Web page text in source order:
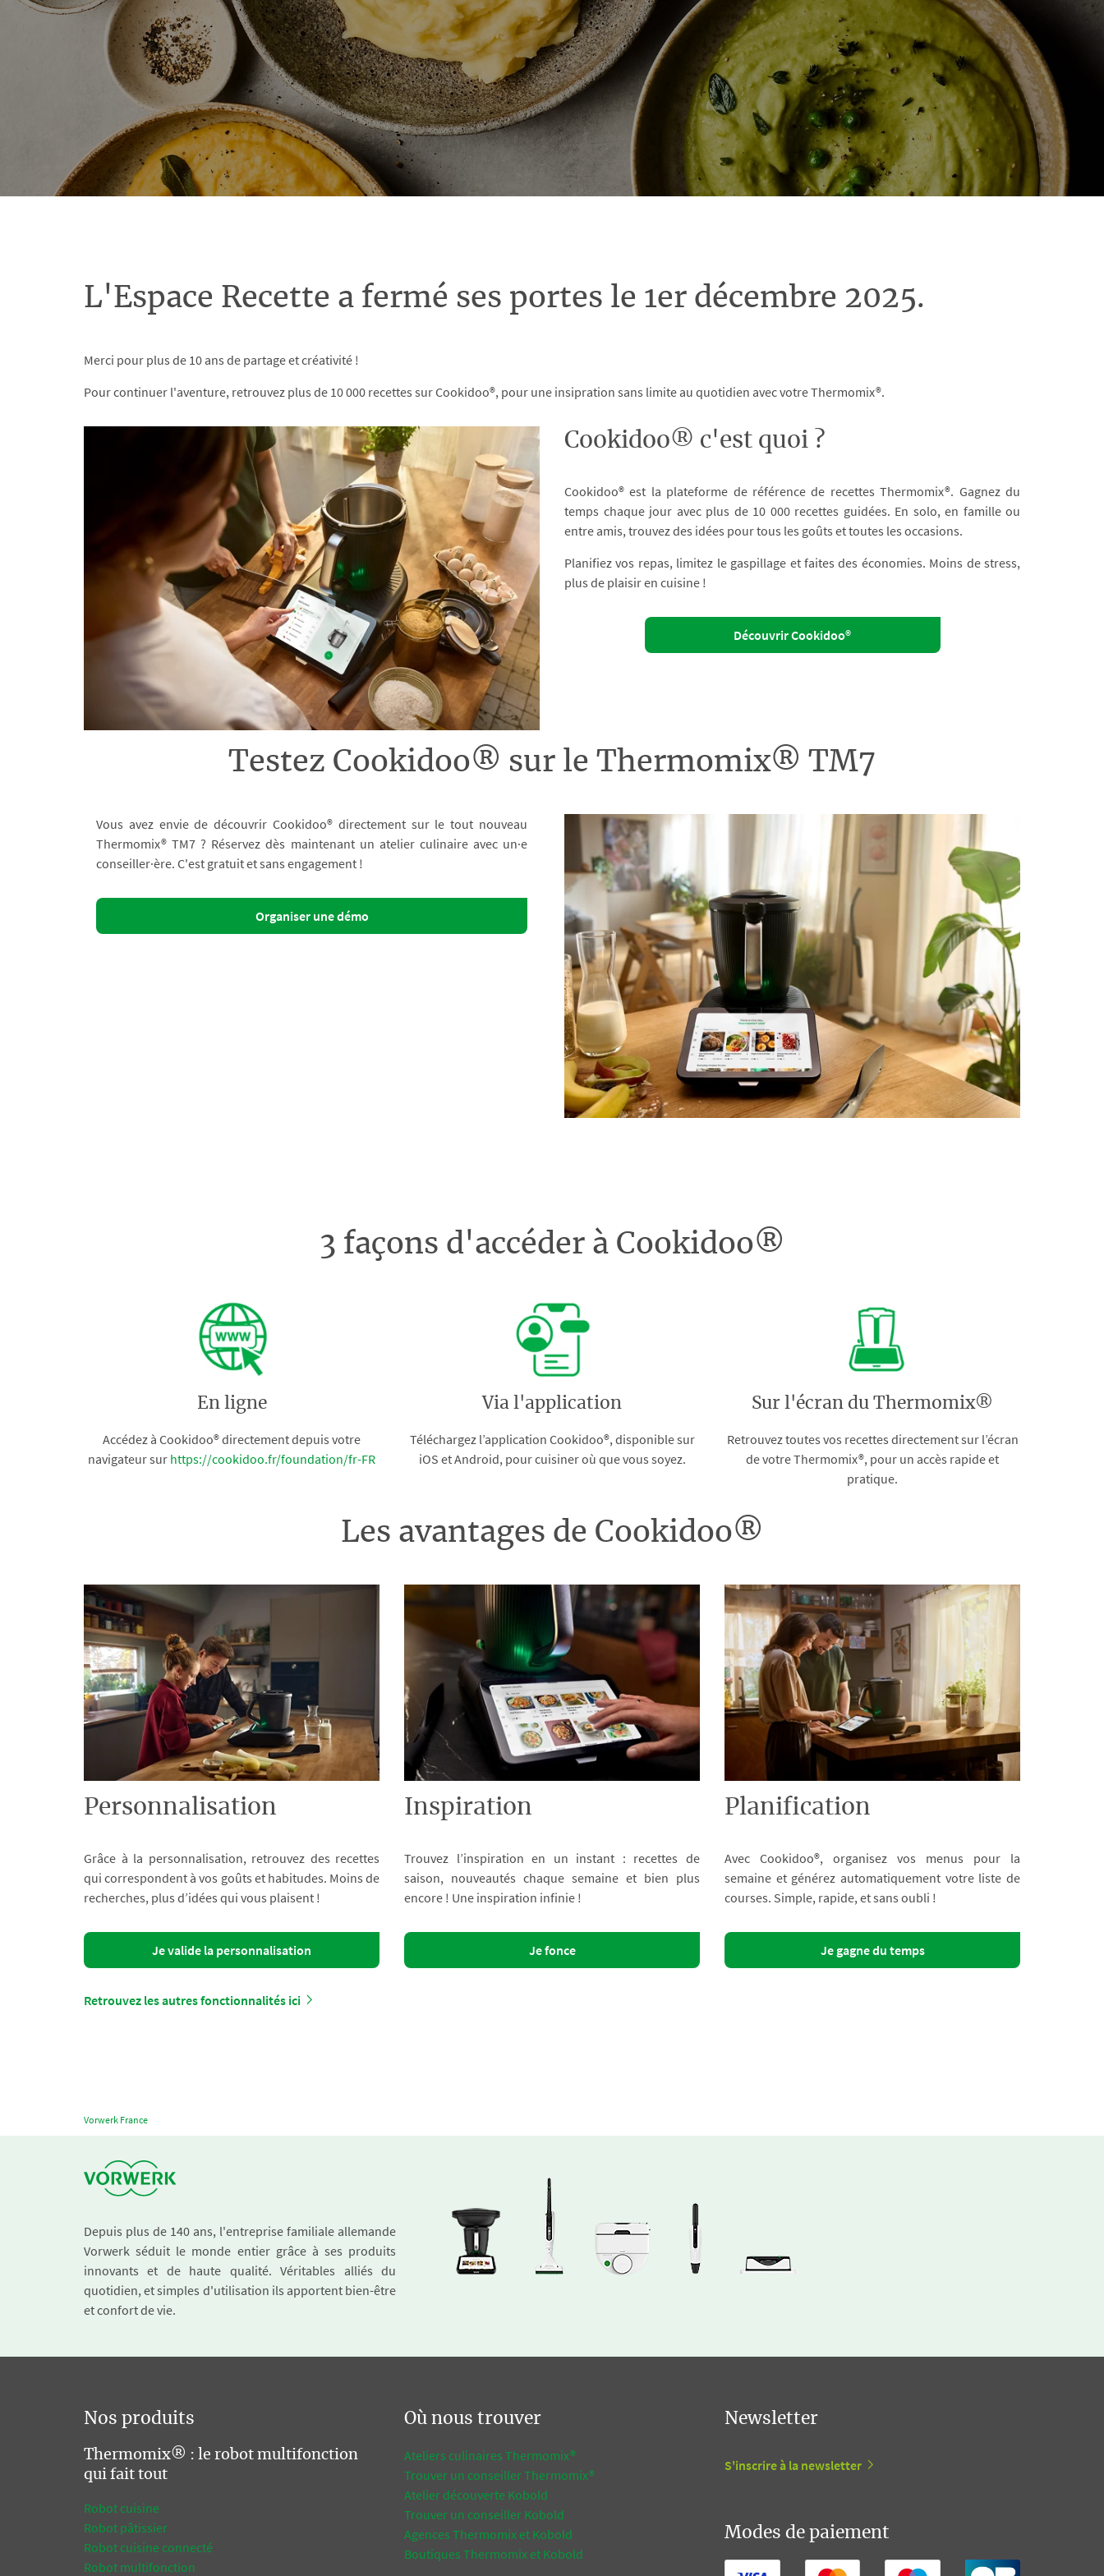
L'Espace Recette a fermé ses portes le 1er décembre 2025.
Merci pour plus de 10 ans de partage et créativité !
Pour continuer l'aventure, retrouvez plus de 10 000 recettes sur Cookidoo®, pour une insipration sans limite au quotidien avec votre Thermomix®.
Cookidoo® c'est quoi ?
Cookidoo® est la plateforme de référence de recettes Thermomix®. Gagnez du
temps chaque jour avec plus de 10 000 recettes guidées. En solo, en famille ou
entre amis, trouvez des idées pour tous les goûts et toutes les occasions.
Planifiez vos repas, limitez le gaspillage et faites des économies. Moins de stress,
plus de plaisir en cuisine !
Découvrir Cookidoo®
Testez Cookidoo® sur le Thermomix® TM7
Vous avez envie de découvrir Cookidoo® directement sur le tout nouveau
Thermomix® TM7 ? Réservez dès maintenant un atelier culinaire avec un·e
conseiller·ère. C'est gratuit et sans engagement !
Organiser une démo
3 façons d'accéder à Cookidoo®
En ligne
Accédez à Cookidoo® directement depuis votre
navigateur sur https://cookidoo.fr/foundation/fr-FR
Via l'application
Téléchargez l’application Cookidoo®, disponible sur
iOS et Android, pour cuisiner où que vous soyez.
Sur l'écran du Thermomix®
Retrouvez toutes vos recettes directement sur l’écran
de votre Thermomix®, pour un accès rapide et
pratique.
Les avantages de Cookidoo®
Personnalisation
Grâce à la personnalisation, retrouvez des recettes
qui correspondent à vos goûts et habitudes. Moins de
recherches, plus d’idées qui vous plaisent !
Je valide la personnalisation
Inspiration
Trouvez l’inspiration en un instant : recettes de
saison, nouveautés chaque semaine et bien plus
encore ! Une inspiration infinie !
Je fonce
Planification
Avec Cookidoo®, organisez vos menus pour la
semaine et générez automatiquement votre liste de
courses. Simple, rapide, et sans oubli !
Je gagne du temps
Retrouvez les autres fonctionnalités ici
Vorwerk France
Depuis plus de 140 ans, l'entreprise familiale allemande
Vorwerk séduit le monde entier grâce à ses produits
innovants et de haute qualité. Véritables alliés du
quotidien, et simples d'utilisation ils apportent bien-être
et confort de vie.
Nos produits
Thermomix® : le robot multifonction
qui fait tout
Robot cuisine
Robot pâtissier
Robot cuisine connecté
Robot multifonction
Où nous trouver
Ateliers culinaires Thermomix®
Trouver un conseiller Thermomix®
Atelier découverte Kobold
Trouver un conseiller Kobold
Agences Thermomix et Kobold
Boutiques Thermomix et Kobold
Newsletter
S'inscrire à la newsletter
Modes de paiement